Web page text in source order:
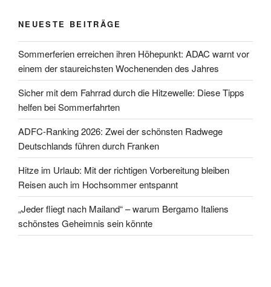
NEUESTE BEITRÄGE
Sommerferien erreichen ihren Höhepunkt: ADAC warnt vor
einem der staureichsten Wochenenden des Jahres
Sicher mit dem Fahrrad durch die Hitzewelle: Diese Tipps
helfen bei Sommerfahrten
ADFC-Ranking 2026: Zwei der schönsten Radwege
Deutschlands führen durch Franken
Hitze im Urlaub: Mit der richtigen Vorbereitung bleiben
Reisen auch im Hochsommer entspannt
„Jeder fliegt nach Mailand“ – warum Bergamo Italiens
schönstes Geheimnis sein könnte